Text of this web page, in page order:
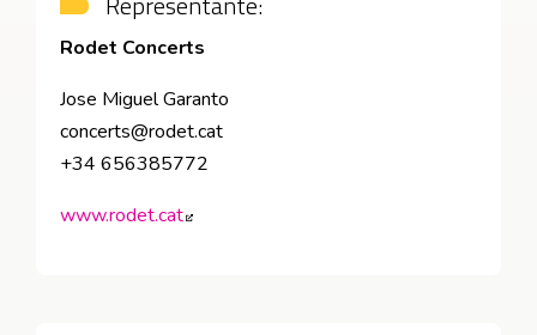
Rodet Concerts
Jose Miguel Garanto
concerts@rodet.cat
+34 656385772
www.rodet.cat